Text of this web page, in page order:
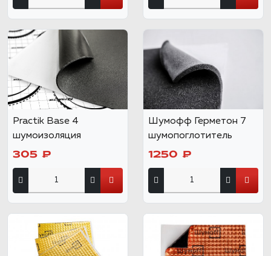
Practik Base 4
шумоизоляция
305 ₽
Шумофф Герметон 7
шумопоглотитель
1250 ₽